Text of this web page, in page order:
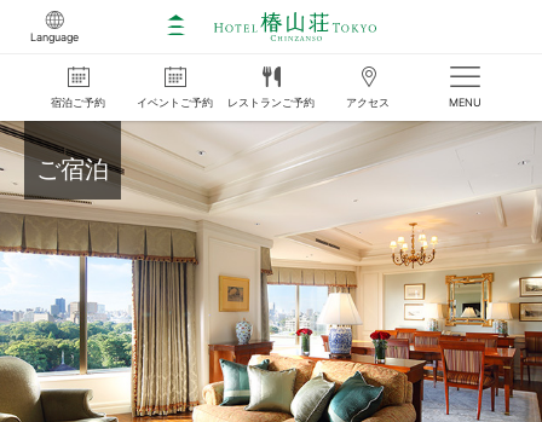
Language
宿泊ご予約 イベント ご予約 レストラン ご予約 アクセス MENU
ご宿泊